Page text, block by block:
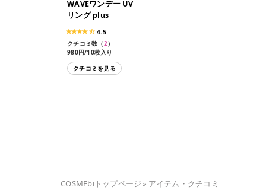
WAVEワンデー UV
リング plus
4.5
クチコミ数（2）
980円/10枚入り
1,998円/30枚入り
クチコミを見る
COSMEbiトップページ» アイテム・クチコミ